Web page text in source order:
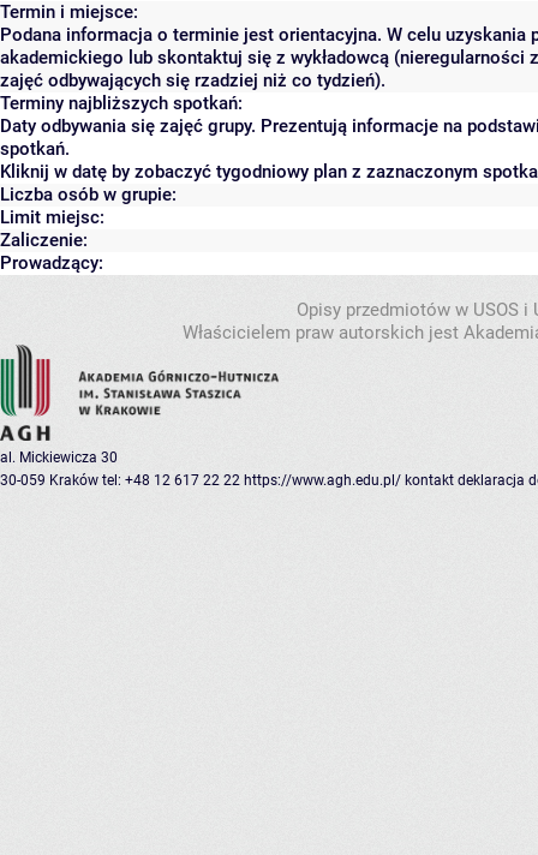
Termin i miejsce:
Podana informacja o terminie jest orientacyjna. W celu
akademickiego lub skontaktuj się z wykładowcą (nieregularności
zajęć odbywających się rzadziej niż co tydzień).
Terminy najbliższych spotkań:
Daty odbywania się zajęć grupy. Prezentują informacje na
spotkań.
Kliknij w datę by zobaczyć tygodniowy plan z zaznaczonym
Liczba osób w grupie:
Limit miejsc:
Zaliczenie:
Prowadzący:
Opisy przedmiotów w USOS
Właścicielem praw autorskich jest
al. Mickiewicza 30
30-059 Kraków tel: +48 12 617 22 22 https://www.agh.edu.pl/ kontakt deklaracja